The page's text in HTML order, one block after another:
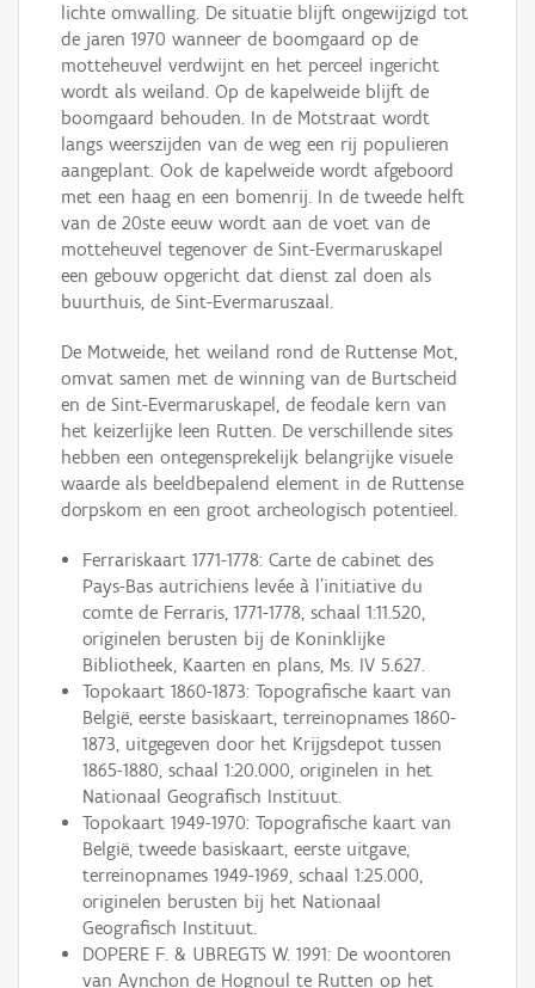
lichte omwalling. De situatie blijft ongewijzigd tot
de jaren 1970 wanneer de boomgaard op de
motteheuvel verdwijnt en het perceel ingericht
wordt als weiland. Op de kapelweide blijft de
boomgaard behouden. In de Motstraat wordt
langs weerszijden van de weg een rij populieren
aangeplant. Ook de kapelweide wordt afgeboord
met een haag en een bomenrij. In de tweede helft
van de 20ste eeuw wordt aan de voet van de
motteheuvel tegenover de Sint-Evermaruskapel
een gebouw opgericht dat dienst zal doen als
buurthuis, de Sint-Evermaruszaal.
De Motweide, het weiland rond de Ruttense Mot,
omvat samen met de winning van de Burtscheid
en de Sint-Evermaruskapel, de feodale kern van
het keizerlijke leen Rutten. De verschillende sites
hebben een ontegensprekelijk belangrijke visuele
waarde als beeldbepalend element in de Ruttense
dorpskom en een groot archeologisch potentieel.
Ferrariskaart 1771-1778: Carte de cabinet des
Pays-Bas autrichiens levée à l'initiative du
comte de Ferraris, 1771-1778, schaal 1:11.520,
originelen berusten bij de Koninklijke
Bibliotheek, Kaarten en plans, Ms. IV 5.627.
Topokaart 1860-1873: Topografische kaart van
België, eerste basiskaart, terreinopnames 1860-
1873, uitgegeven door het Krijgsdepot tussen
1865-1880, schaal 1:20.000, originelen in het
Nationaal Geografisch Instituut.
Topokaart 1949-1970: Topografische kaart van
België, tweede basiskaart, eerste uitgave,
terreinopnames 1949-1969, schaal 1:25.000,
originelen berusten bij het Nationaal
Geografisch Instituut.
DOPERE F. & UBREGTS W. 1991: De woontoren
van Aynchon de Hognoul te Rutten op het